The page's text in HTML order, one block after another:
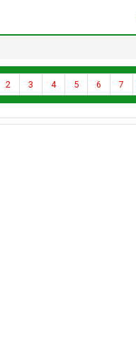
2 3 4 5 6 7